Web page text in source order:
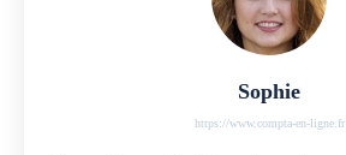
Sophie
https://www.compta-en-ligne.fr